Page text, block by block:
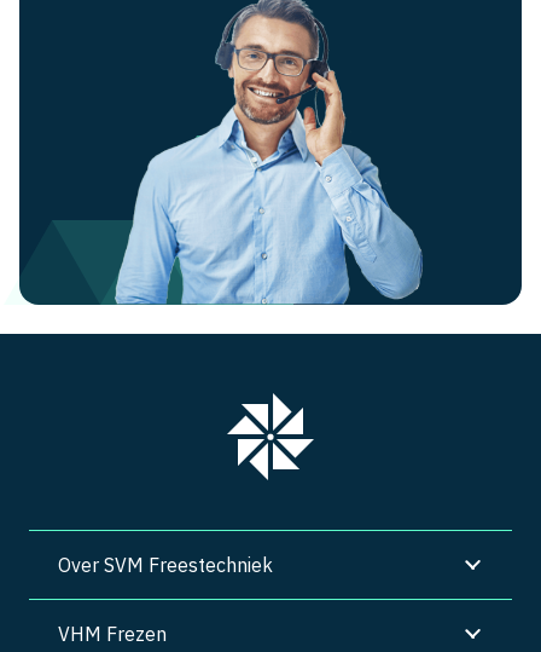
Over SVM Freestechniek
VHM Frezen